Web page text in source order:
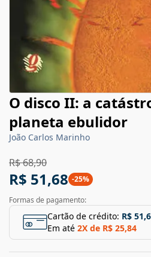
O disco II: a
planeta ebulidor
João Carlos Marinho
R$ 68,90
R$ 51,68 -25%
Formas de pagamento:
Cartão de crédito: R$
Em até 2X de R$ 25,84